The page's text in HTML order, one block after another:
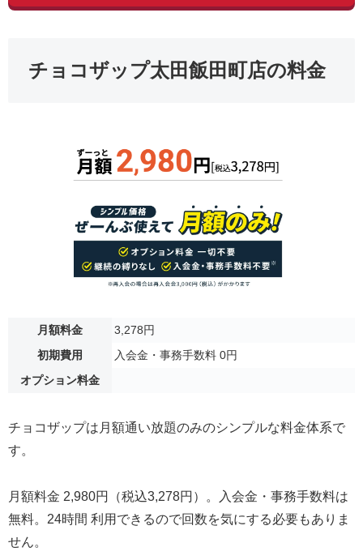
チョコザップ太田飯田町店の料金
月額料金
3,278円
初期費用
入会金・事務手数料 0円
オプション料金
チョコザップは月額通い放題のみのシンプルな料金体系で
す。
月額料金 2,980円（税込3,278円）。入会金・事務手数料は
無料。24時間 利用できるので回数を気にする必要もありま
せん。